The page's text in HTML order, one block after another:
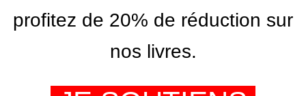
profitez de 20% de réduction sur
nos livres.